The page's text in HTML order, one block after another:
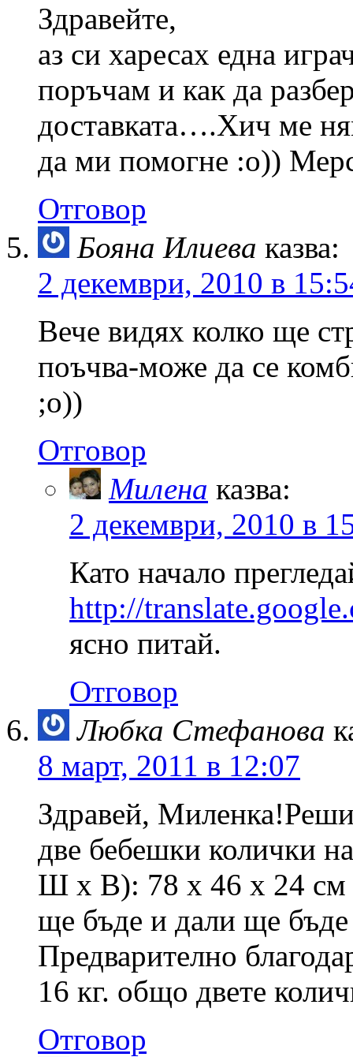
Здравейте,
аз си харесах една
поръчам и как да
доставката….Хич ме
да ми помогне :о))
Отговор
Бояна Илиева казва:
2 декември, 2010 в
Вече видях колко ще
поъчва-може да се
;о))
Отговор
Милена казва:
2 декември, 2010 в
Като начало
http://
ясно питай.
Отговор
Любка Стефанова
8 март, 2011 в 12:07
Здравей,
две бебешки колички
Ш х В): 78 х 46 х 24 см
ще бъде и дали ще бъде
Предварително
16 кг. общо двете
Отговор